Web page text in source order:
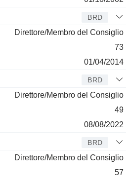
BRD
Direttore/Membro del Consiglio
73
01/04/2014
BRD
Direttore/Membro del Consiglio
49
08/08/2022
BRD
Direttore/Membro del Consiglio
57